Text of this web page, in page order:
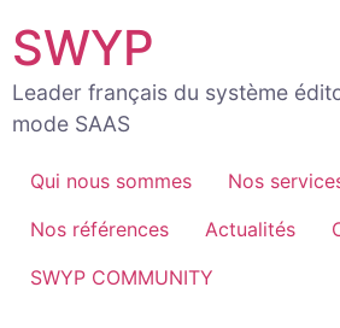
au
contenu
SWYP
Leader français du système
mode SAAS
Qui nous sommes
Nos
Nos références
Actualités
SWYP COMMUNITY